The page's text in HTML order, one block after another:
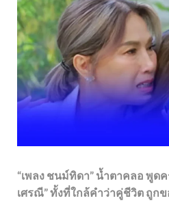
“เพลง ชนม์ทิดา” น้ำตาคลอ พูดค
เศรณี” ทั้งที่ใกล้คำว่าคู่ชีวิต ถูก